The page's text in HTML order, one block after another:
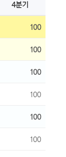
4분기
100
100
100
100
100
100